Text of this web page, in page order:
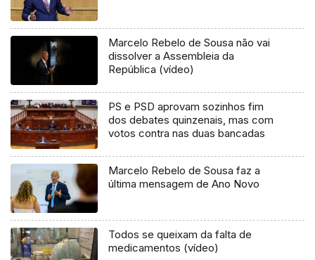
Marcelo Rebelo de Sousa não vai
dissolver a Assembleia da
República (vídeo)
PS e PSD aprovam sozinhos fim
dos debates quinzenais, mas com
votos contra nas duas bancadas
Marcelo Rebelo de Sousa faz a
última mensagem de Ano Novo
Todos se queixam da falta de
medicamentos (vídeo)